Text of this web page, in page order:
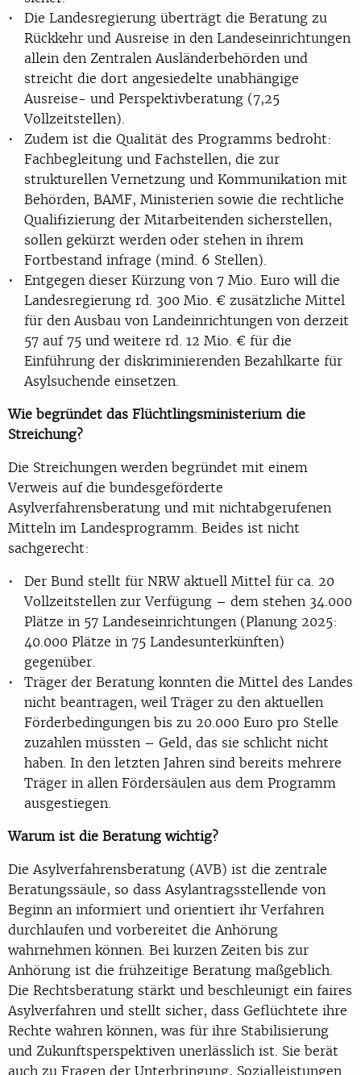
Die Landesregierung überträgt die Beratung zu
Rückkehr und Ausreise in den Landeseinrichtungen
allein den Zentralen Ausländerbehörden und
streicht die dort angesiedelte unabhängige
Ausreise- und Perspektivberatung (7,25
Vollzeitstellen).
Zudem ist die Qualität des Programms bedroht:
Fachbegleitung und Fachstellen, die zur
strukturellen Vernetzung und Kommunikation mit
Behörden, BAMF, Ministerien sowie die rechtliche
Qualifizierung der Mitarbeitenden sicherstellen,
sollen gekürzt werden oder stehen in ihrem
Fortbestand infrage (mind. 6 Stellen).
Entgegen dieser Kürzung von 7 Mio. Euro will die
Landesregierung rd. 300 Mio. € zusätzliche Mittel
für den Ausbau von Landeinrichtungen von derzeit
57 auf 75 und weitere rd. 12 Mio. € für die
Einführung der diskriminierenden Bezahlkarte für
Asylsuchende einsetzen.
Wie begründet das Flüchtlingsministerium die
Streichung?
Die Streichungen werden begründet mit einem
Verweis auf die bundesgeförderte
Asylverfahrensberatung und mit nichtabgerufenen
Mitteln im Landesprogramm. Beides ist nicht
sachgerecht:
Der Bund stellt für NRW aktuell Mittel für ca. 20
Vollzeitstellen zur Verfügung – dem stehen 34.000
Plätze in 57 Landeseinrichtungen (Planung 2025:
40.000 Plätze in 75 Landesunterkünften)
gegenüber.
Träger der Beratung konnten die Mittel des Landes
nicht beantragen, weil Träger zu den aktuellen
Förderbedingungen bis zu 20.000 Euro pro Stelle
zuzahlen müssten – Geld, das sie schlicht nicht
haben. In den letzten Jahren sind bereits mehrere
Träger in allen Fördersäulen aus dem Programm
ausgestiegen.
Warum ist die Beratung wichtig?
Die Asylverfahrensberatung (AVB) ist die zentrale
Beratungssäule, so dass Asylantragsstellende von
Beginn an informiert und orientiert ihr Verfahren
durchlaufen und vorbereitet die Anhörung
wahrnehmen können. Bei kurzen Zeiten bis zur
Anhörung ist die frühzeitige Beratung maßgeblich.
Die Rechtsberatung stärkt und beschleunigt ein faires
Asylverfahren und stellt sicher, dass Geflüchtete ihre
Rechte wahren können, was für ihre Stabilisierung
und Zukunftsperspektiven unerlässlich ist. Sie berät
auch zu Fragen der Unterbringung, Sozialleistungen